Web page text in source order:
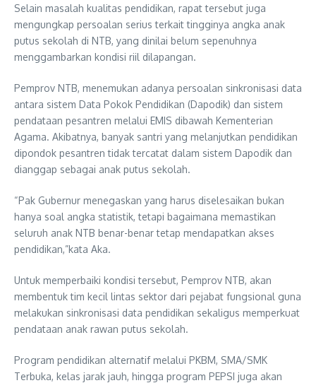
Selain masalah kualitas pendidikan, rapat tersebut juga
mengungkap persoalan serius terkait tingginya angka anak
putus sekolah di NTB, yang dinilai belum sepenuhnya
menggambarkan kondisi riil dilapangan.
Pemprov NTB, menemukan adanya persoalan sinkronisasi data
antara sistem Data Pokok Pendidikan (Dapodik) dan sistem
pendataan pesantren melalui EMIS dibawah Kementerian
Agama. Akibatnya, banyak santri yang melanjutkan pendidikan
dipondok pesantren tidak tercatat dalam sistem Dapodik dan
dianggap sebagai anak putus sekolah.
“Pak Gubernur menegaskan yang harus diselesaikan bukan
hanya soal angka statistik, tetapi bagaimana memastikan
seluruh anak NTB benar-benar tetap mendapatkan akses
pendidikan,”kata Aka.
Untuk memperbaiki kondisi tersebut, Pemprov NTB, akan
membentuk tim kecil lintas sektor dari pejabat fungsional guna
melakukan sinkronisasi data pendidikan sekaligus memperkuat
pendataan anak rawan putus sekolah.
Program pendidikan alternatif melalui PKBM, SMA/SMK
Terbuka, kelas jarak jauh, hingga program PEPSI juga akan